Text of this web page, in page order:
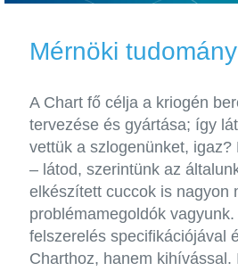
Mérnöki tudomány
A Chart fő célja a kriogén
tervezése és gyártása; így
vettük a szlogenünket, igaz?
– látod, szerintünk az
elkészített cuccok is nagyon
problémamegoldók
felszerelés specifikációjával
Charthoz, hanem kihívással.